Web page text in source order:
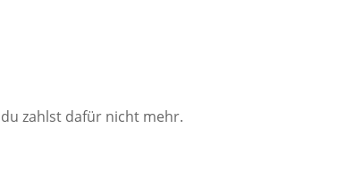
zahlst dafür nicht mehr.